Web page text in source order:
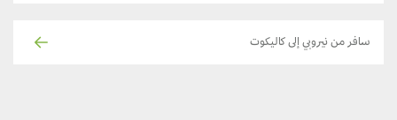
سافر من نيروبي إلى كاليكوت